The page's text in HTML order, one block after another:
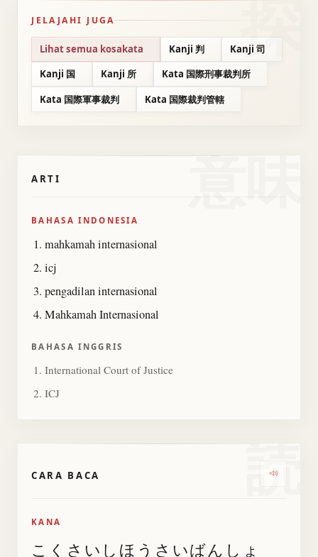
JELAJAHI JUGA
Lihat semua kosakata Kanji 判
Kanji 司
Kanji 国
Kanji 所
Kata 国際刑事裁判所
Kata 国際軍事裁判
Kata 国際裁判管轄
意味
ARTI
BAHASA INDONESIA
mahkamah internasional
icj
pengadilan internasional
Mahkamah Internasional
BAHASA INGGRIS
International Court of Justice
ICJ
読
CARA BACA
KANA
こくさいしほうさいばんしょ